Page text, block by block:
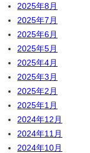
2025年8月
2025年7月
2025年6月
2025年5月
2025年4月
2025年3月
2025年2月
2025年1月
2024年12月
2024年11月
2024年10月